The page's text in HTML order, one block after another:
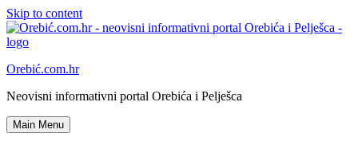
Skip to content
Orebić.com.hr
Neovisni informativni portal Orebića i Pelješca
Main Menu